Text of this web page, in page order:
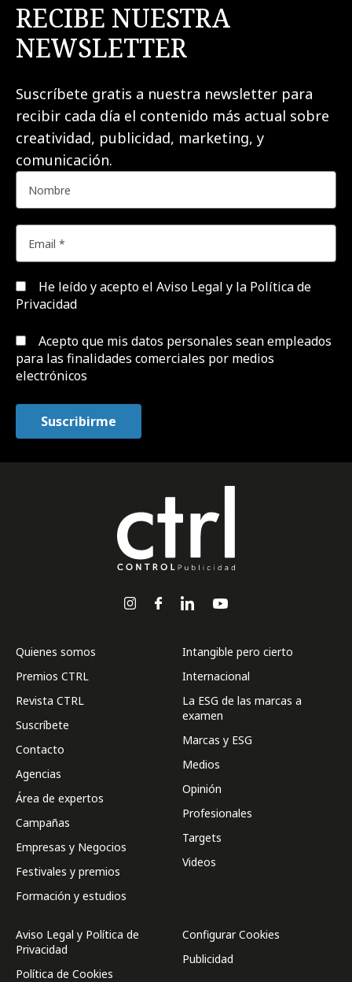
RECIBE NUESTRA
NEWSLETTER
Suscríbete gratis a nuestra newsletter para
recibir cada día el contenido más actual sobre
creatividad, publicidad, marketing, y
comunicación.
He leído y acepto el Aviso Legal y la Política de
Privacidad
Acepto que mis datos personales sean empleados
para las finalidades comerciales por medios
electrónicos
Quienes somos
Premios CTRL
Revista CTRL
Suscríbete
Contacto
Agencias
Área de expertos
Campañas
Empresas y Negocios
Festivales y premios
Formación y estudios
Intangible pero cierto
Internacional
La ESG de las marcas a
examen
Marcas y ESG
Medios
Opinión
Profesionales
Targets
Videos
Aviso Legal y Política de
Privacidad
Política de Cookies
Configurar Cookies
Publicidad